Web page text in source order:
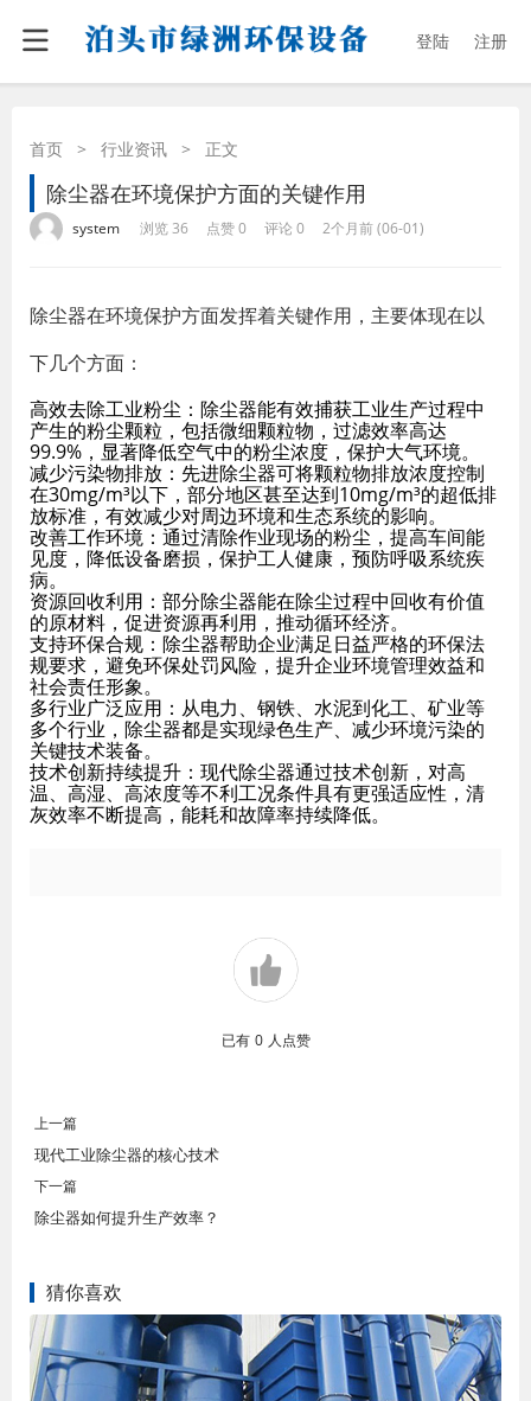
登陆 注册
首页 > 行业资讯 > 正文
除尘器在环境保护方面的关键作用
system 浏览 36 点赞 0 评论 0 2个月前 (06-01)
除尘器在环境保护方面发挥着关键作用，主要体现在以
下几个方面：
高效去除工业粉尘：除尘器能有效捕获工业生产过程中
产生的粉尘颗粒，包括微细颗粒物，过滤效率高达
99.9%，显著降低空气中的粉尘浓度，保护大气环境。
减少污染物排放：先进除尘器可将颗粒物排放浓度控制
在30mg/m³以下，部分地区甚至达到10mg/m³的超低排
放标准，有效减少对周边环境和生态系统的影响。
改善工作环境：通过清除作业现场的粉尘，提高车间能
见度，降低设备磨损，保护工人健康，预防呼吸系统疾
病。
资源回收利用：部分除尘器能在除尘过程中回收有价值
的原材料，促进资源再利用，推动循环经济。
支持环保合规：除尘器帮助企业满足日益严格的环保法
规要求，避免环保处罚风险，提升企业环境管理效益和
社会责任形象。
多行业广泛应用：从电力、钢铁、水泥到化工、矿业等
多个行业，除尘器都是实现绿色生产、减少环境污染的
关键技术装备。
技术创新持续提升：现代除尘器通过技术创新，对高
温、高湿、高浓度等不利工况条件具有更强适应性，清
灰效率不断提高，能耗和故障率持续降低。
已有 0 人点赞
上一篇
现代工业除尘器的核心技术
下一篇
除尘器如何提升生产效率？
猜你喜欢